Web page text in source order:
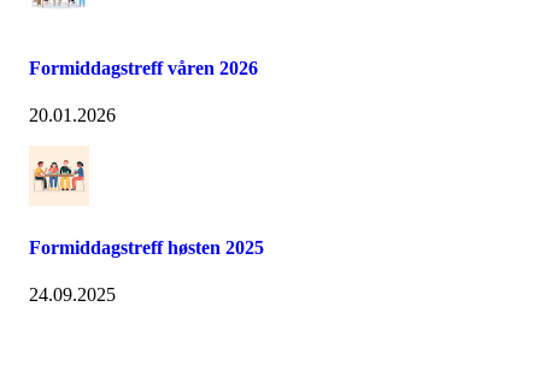
Formiddagstreff våren 2026
20.01.2026
Formiddagstreff høsten 2025
24.09.2025